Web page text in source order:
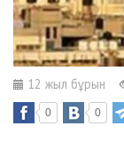
12 жыл бұрын
0 0